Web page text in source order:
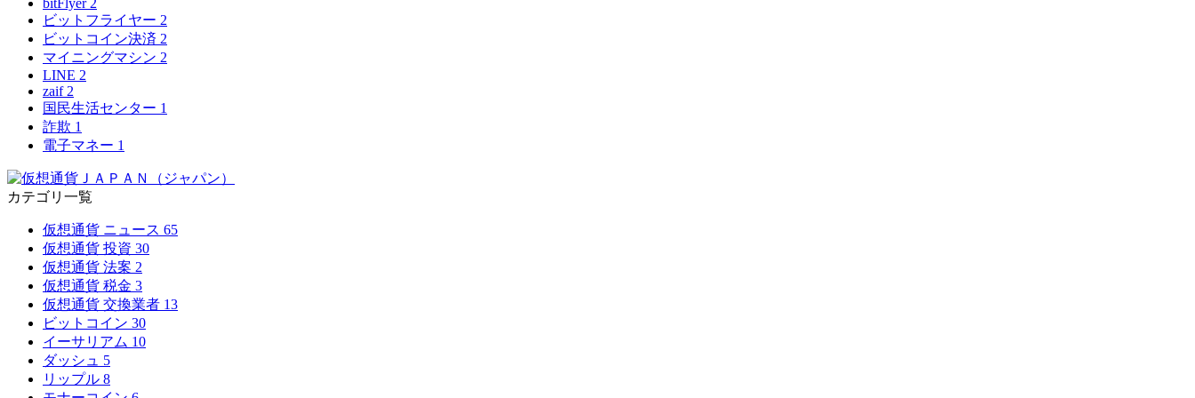
ビットフライヤー 2
ビットコイン決済 2
マイニングマシン 2
LINE 2
zaif 2
国民生活センター 1
詐欺 1
電子マネー 1
カテゴリ一覧
仮想通貨 ニュース 65
仮想通貨 投資 30
仮想通貨 法案 2
仮想通貨 税金 3
仮想通貨 交換業者 13
ビットコイン 30
イーサリアム 10
ダッシュ 5
リップル 8